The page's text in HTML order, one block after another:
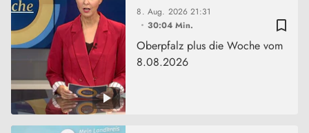
bookmark_border
8. Aug. 202621:31
30:04 Min.
Oberpfalz plus die Woche vom
8.08.2026